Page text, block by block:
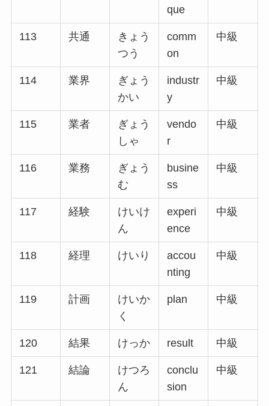
que
113 共通
きょう
つう
comm
on
中級
114 業界
ぎょう
かい
industr
y
中級
115 業者
ぎょう
しゃ
vendo
r
中級
116 業務
ぎょう
む
busine
ss
中級
117 経験
けいけ
ん
experi
ence
中級
118 経理 けいり
accou
nting
中級
119 計画
けいか
く
plan 中級
120 結果 けっか result 中級
121 結論
けつろ
ん
conclu
sion
中級